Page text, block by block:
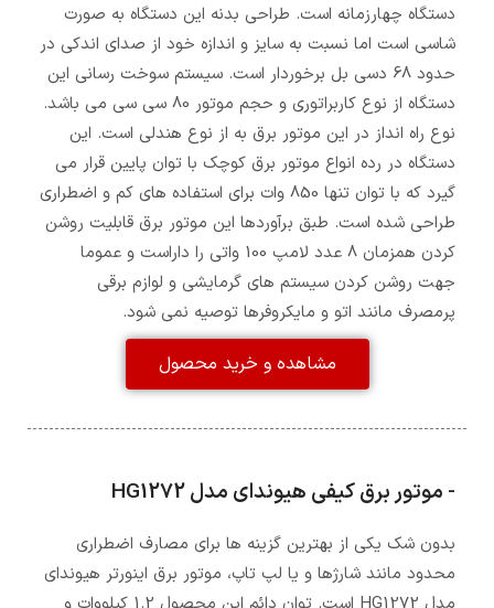
دستگاه چهارزمانه است. طراحی بدنه این دستگاه به صورت
شاسی است اما نسبت به سایز و اندازه خود از صدای اندکی در
حدود 68 دسی بل برخوردار است. سیستم سوخت رسانی این
دستگاه از نوع کاربراتوری و حجم موتور 80 سی سی می باشد.
نوع راه انداز در این موتور برق به از نوع هندلی است. این
دستگاه در رده انواع موتور برق کوچک با توان پایین قرار می
گیرد که با توان تنها 850 وات برای استفاده های کم و اضطراری
طراحی شده است. طبق برآوردها این موتور برق قابلیت روشن
کردن همزمان 8 عدد لامپ 100 واتی را داراست و عموما
جهت روشن کردن سیستم های گرمایشی و لوازم برقی
پرمصرف مانند اتو و مایکروفرها توصیه نمی شود.
مشاهده و خرید محصول
- موتور برق کیفی هیوندای مدل HG1272
بدون شک یکی از بهترین گزینه ها برای مصارف اضطراری
محدود مانند شارژها و یا لپ تاپ، موتور برق اینورتر هیوندای